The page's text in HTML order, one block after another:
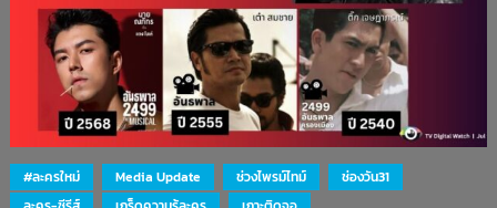
#ละครใหม่ Media Update ช่วงไพรม์ไทม์
ช่องวัน31